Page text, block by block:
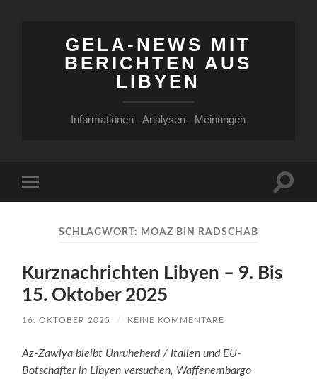
GELA-NEWS MIT
BERICHTEN AUS
LIBYEN
Informationen - Analysen - Meinungen
Menü
SCHLAGWORT: MOAZ BIN RADSCHAB
Kurznachrichten Libyen – 9. Bis
15. Oktober 2025
16. OKTOBER 2025 / KEINE KOMMENTARE
Az-Zawiya bleibt Unruheherd / Italien und EU-
Botschafter in Libyen versuchen, Waffenembargo